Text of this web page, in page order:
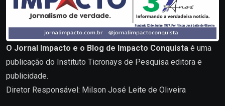
O Jornal Impacto e o Blog de Impacto Conquista é uma
publicação do Instituto Ticronays de Pesquisa editora e
publicidade.
Diretor Responsável: Milson José Leite de Oliveira